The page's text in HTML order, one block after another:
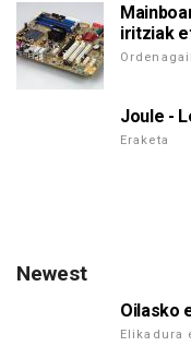
iritziak
Joule -
Eraketa
Newest
Oilasko
Elikadura